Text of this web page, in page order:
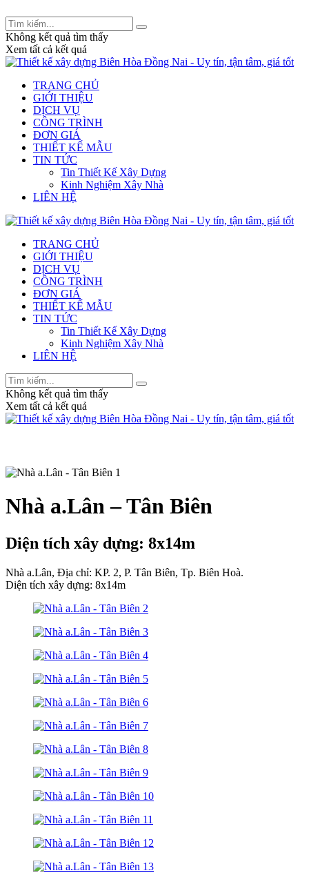
Không kết quả tìm thấy
Xem tất cả kết quả
TRANG CHỦ
GIỚI THIỆU
DỊCH VỤ
CÔNG TRÌNH
ĐƠN GIÁ
THIẾT KẾ MẪU
TIN TỨC
Tin Thiết Kế Xây Dựng
Kinh Nghiệm Xây Nhà
LIÊN HỆ
TRANG CHỦ
GIỚI THIỆU
DỊCH VỤ
CÔNG TRÌNH
ĐƠN GIÁ
THIẾT KẾ MẪU
TIN TỨC
Tin Thiết Kế Xây Dựng
Kinh Nghiệm Xây Nhà
LIÊN HỆ
Không kết quả tìm thấy
Xem tất cả kết quả
Nhà a.Lân – Tân Biên
Diện tích xây dựng: 8x14m
Nhà a.Lân, Địa chỉ: KP. 2, P. Tân Biên, Tp. Biên Hoà.
Diện tích xây dựng: 8x14m